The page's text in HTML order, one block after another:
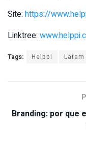
Site: https://
Linktree:
Tags: Helppi
Branding: por que